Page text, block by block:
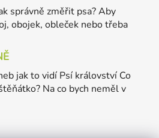
správně změřit psa? Aby
obojek, obleček nebo třeba
jak to vidí Psí království Co
Na co bych neměl v